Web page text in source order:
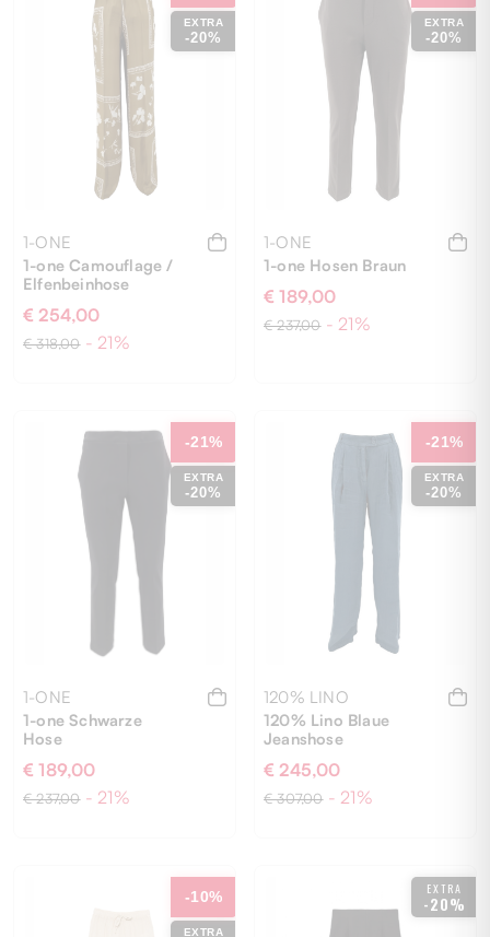
EXTRA
-20%
1-ONE
1-one Camouflage /
Elfenbeinhose
€ 254,00
€ 318,00 - 21%
EXTRA
-20%
1-ONE
1-one Hosen Braun
€ 189,00
€ 237,00 - 21%
EXTRA
-20%
-21%
1-ONE
1-one Schwarze
Hose
€ 189,00
€ 237,00 - 21%
EXTRA
-20%
-21%
120% LINO
120% Lino Blaue
Jeanshose
€ 245,00
€ 307,00 - 21%
EXTRA
-10% EXTRA
-20%